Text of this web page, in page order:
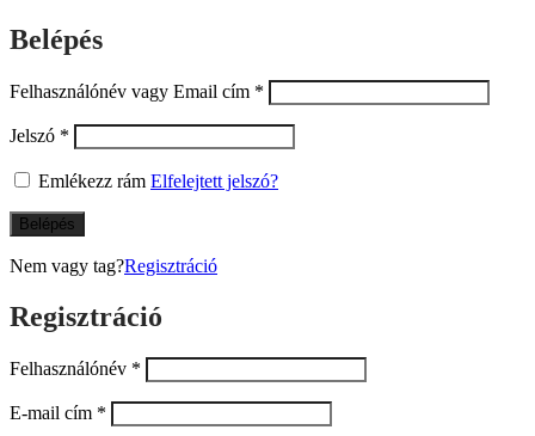
Belépés
Felhasználónév vagy Email cím *
Jelszó *
Emlékezz rám Elfelejtett jelszó?
Belépés
Nem vagy tag?Regisztráció
Regisztráció
Felhasználónév *
E-mail cím *